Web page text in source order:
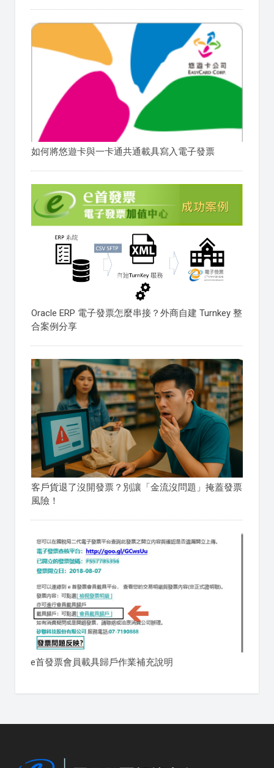
如何將悠遊卡與一卡通共通載具寫入電子發票
Oracle ERP 電子發票怎麼串接？外商自建 Turnkey 整
合案例分享
客戶貨退了沒開發票？別讓「金流沒問題」掩蓋發票
風險！
e首發票會員載具歸戶作業補充說明